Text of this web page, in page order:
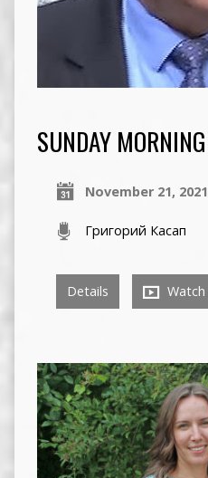
SUNDAY MORNING
November 21, 2021
Григорий Касап
Details Watch